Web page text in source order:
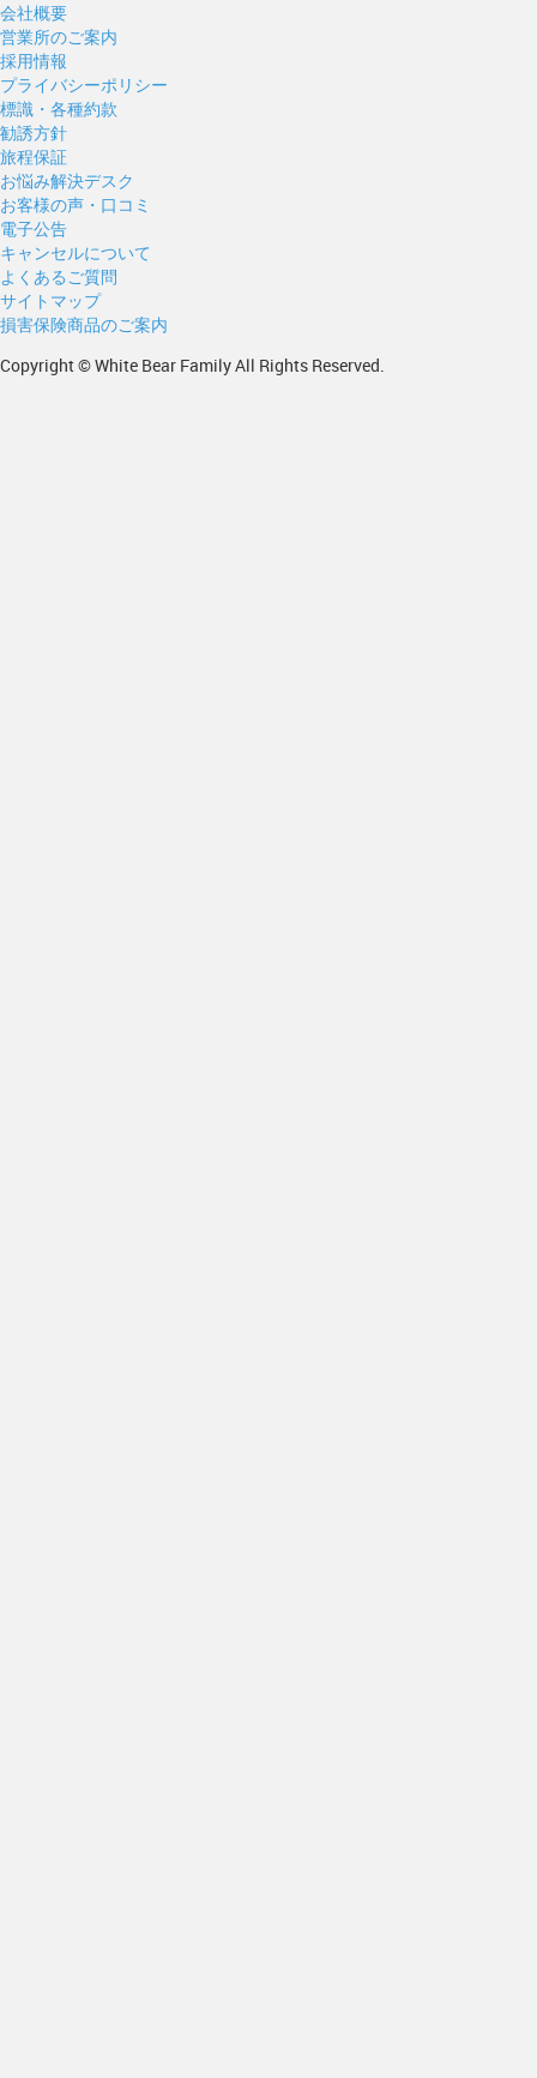
会社概要
営業所のご案内
採用情報
プライバシーポリシー
標識・各種約款
勧誘方針
旅程保証
お悩み解決デスク
お客様の声・口コミ
電子公告
キャンセルについて
よくあるご質問
サイトマップ
損害保険商品のご案内
Copyright © White Bear Family All Rights Reserved.